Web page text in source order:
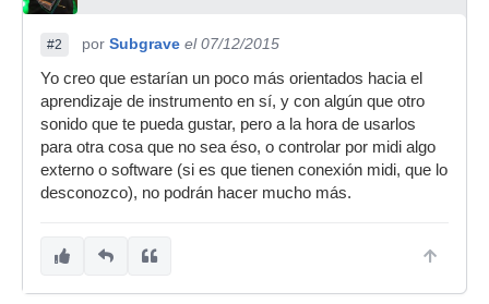
#2 por Subgrave el 07/12/2015
Yo creo que estarían un poco más orientados hacia el
aprendizaje de instrumento en sí, y con algún que otro
sonido que te pueda gustar, pero a la hora de usarlos
para otra cosa que no sea éso, o controlar por midi algo
externo o software (si es que tienen conexión midi, que lo
desconozco), no podrán hacer mucho más.